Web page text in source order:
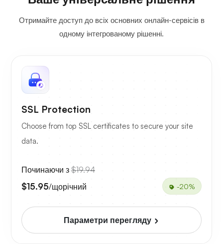
Отримайте доступ до всіх основних онлайн-сервісів в
одному інтегрованому рішенні.
SSL Protection
Choose from top SSL certificates to secure your site
data.
Починаючи з $19.94
$15.95/щорічний -20%
Параметри перегляду